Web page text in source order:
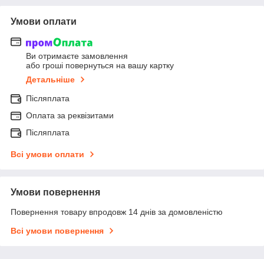
Умови оплати
Ви отримаєте замовлення
або гроші повернуться на вашу картку
Детальніше
Післяплата
Оплата за реквізитами
Післяплата
Всі умови оплати
Умови повернення
Повернення товару впродовж 14 днів за домовленістю
Всі умови повернення